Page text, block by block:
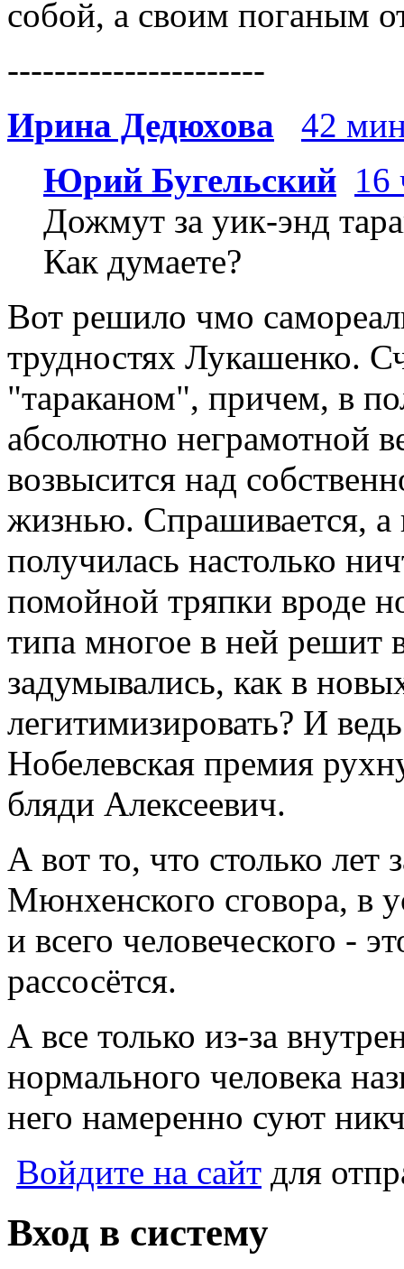
собой, а своим поганым
----------------------
Ирина Дедюхова
42
Юрий Бугельский 16
Дожмут за уик-энд
Как думаете?
Вот решило чмо
трудностях Лукашенко.
"тараканом", причем, в
абсолютно неграмотной
возвысится над
жизнью. Спрашивается, а
получилась настолько
помойной тряпки вроде
типа многое в ней решит
задумывались, как в
легитимизировать? И
Нобелевская премия
бляди Алексеевич.
А вот то, что столько лет
Мюнхенского сговора, в
и всего человеческого -
рассосётся.
А все только из-за
нормального человека
него намеренно суют
Войдите на сайт для
Вход в систему